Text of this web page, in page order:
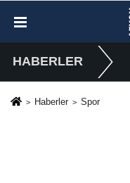
HABERLER
Haberler Spor